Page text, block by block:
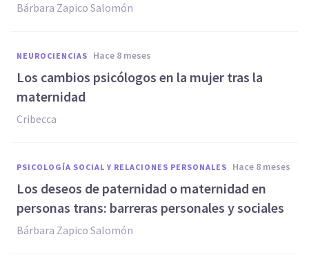
Bárbara Zapico Salomón
NEUROCIENCIAS hace 8 meses
Los cambios psicólogos en la mujer tras la
maternidad
Cribecca
PSICOLOGÍA SOCIAL Y RELACIONES PERSONALES hace 8 meses
Los deseos de paternidad o maternidad en
personas trans: barreras personales y sociales
Bárbara Zapico Salomón